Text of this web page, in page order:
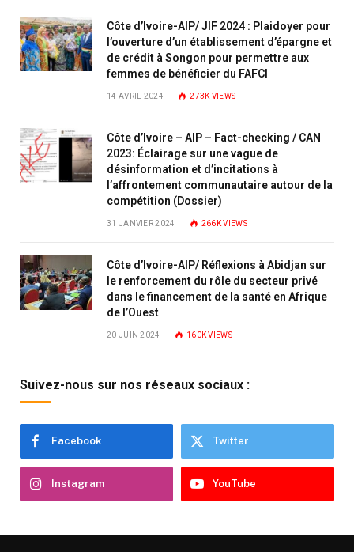
Côte d’Ivoire-AIP/ JIF 2024 : Plaidoyer pour
l’ouverture d’un établissement d’épargne et
de crédit à Songon pour permettre aux
femmes de bénéficier du FAFCI
14 AVRIL 2024 273K VIEWS
Côte d’Ivoire – AIP – Fact-checking / CAN
2023: Éclairage sur une vague de
désinformation et d’incitations à
l’affrontement communautaire autour de la
compétition (Dossier)
31 JANVIER 2024 266KVIEWS
Côte d’Ivoire-AIP/ Réflexions à Abidjan sur
le renforcement du rôle du secteur privé
dans le financement de la santé en Afrique
de l’Ouest
20 JUIN 2024 160KVIEWS
Suivez-nous sur nos réseaux sociaux :
Facebook Twitter
Instagram YouTube